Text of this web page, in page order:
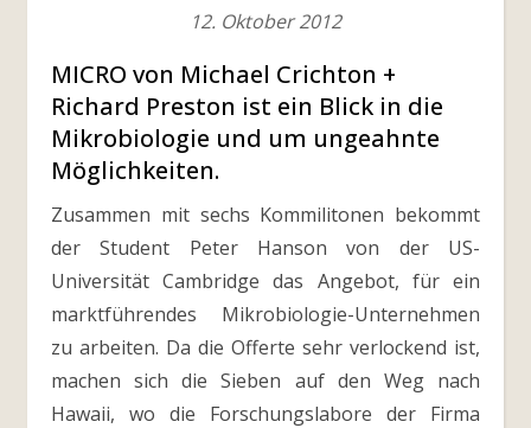
12. Oktober 2012
MICRO von Michael Crichton +
Richard Preston ist ein Blick in die
Mikrobiologie und um ungeahnte
Möglichkeiten.
Zusammen mit sechs Kommilitonen bekommt
der Student Peter Hanson von der US-
Universität Cambridge das Angebot, für ein
marktführendes Mikrobiologie-Unternehmen
zu arbeiten. Da die Offerte sehr verlockend ist,
machen sich die Sieben auf den Weg nach
Hawaii, wo die Forschungslabore der Firma